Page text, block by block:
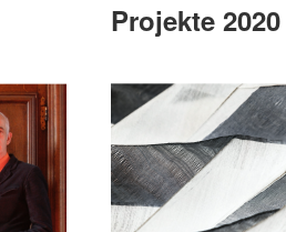
Projekte 2020